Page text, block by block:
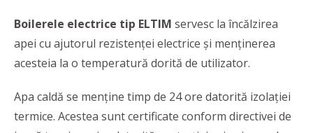
Boilerele electrice tip ELTIM servesc la încălzirea
apei cu ajutorul rezistenței electrice și menținerea
acesteia la o temperatură dorită de utilizator.
Apa caldă se menține timp de 24 ore datorită izolației
termice. Acestea sunt certificate conform directivei de